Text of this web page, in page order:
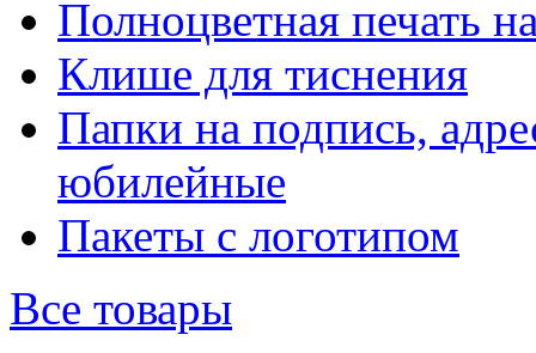
Полноцветная печать
Клише для тиснения
Папки на подпись,
юбилейные
Пакеты с логотипом
Все товары